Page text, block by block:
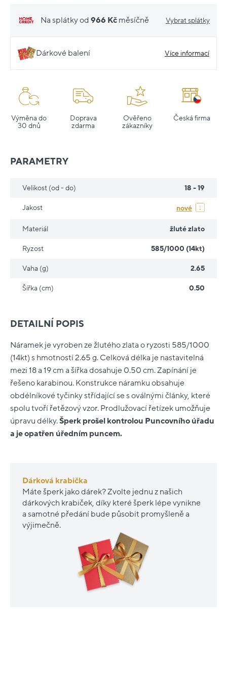
Na splátky od 966 Kč měsíčně Vybrat splátky
Dárkové balení Více informací
Výměna do
30 dnů
Doprava
zdarma
Ověřeno
zákazníky
Česká firma
DETAILNÍ POPIS
Náramek je vyroben ze žlutého zlata o ryzosti 585/1000
(14kt) s hmotností 2.65 g. Celková délka je nastavitelná
mezi 18 a 19 cm a šířka dosahuje 0.50 cm. Zapínání je
řešeno karabinou. Konstrukce náramku obsahuje
obdélníkové tyčinky střídající se s oválnými články, které
spolu tvoří řetězový vzor. Prodlužovací řetízek umožňuje
úpravu délky.Šperk prošel kontrolou Puncovního úřadu
a je opatřen úředním puncem.
Dárková krabička
Máte šperk jako dárek? Zvolte jednu z našich
dárkových krabiček, díky které šperk lépe vynikne
a samotné předání bude působit promyšleně a
výjimečně.
PARAMETRY
Velikost (od - do) 18 - 19
Jakost nové
Materiál žluté zlato
Ryzost 585/1000 (14kt)
Vaha (g) 2.65
Šířka (cm) 0.50